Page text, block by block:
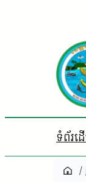
ទំព័រដ
/